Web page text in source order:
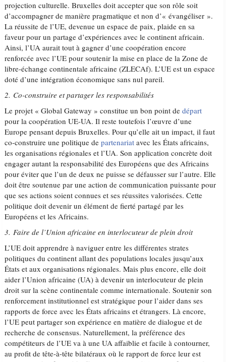
projection culturelle. Bruxelles doit accepter que son rôle soit
d’accompagner de manière pragmatique et non d’« évangéliser ».
La réussite de l’UE, devenue un espace de paix, plaide en sa
faveur pour un partage d’expériences avec le continent africain.
Ainsi, l’UA aurait tout à gagner d’une coopération encore
renforcée avec l’UE pour soutenir la mise en place de la Zone de
libre-échange continentale africaine (ZLECAf). L’UE est un espace
doté d’une intégration économique sans nul pareil.
2. Co-construire et partager les responsabilités
Le projet « Global Gateway » constitue un bon point dedépart
pour la coopération UE-UA. Il reste toutefois l’œuvre d’une
Europe pensant depuis Bruxelles. Pour qu’elle ait un impact, il faut
co-construire une politique departenariat avec les États africains,
les organisations régionales et l’UA. Son application concrète doit
engager autant la responsabilité des Européens que des Africains
pour éviter que l’un de deux ne puisse se défausser sur l’autre. Elle
doit être soutenue par une action de communication puissante pour
que ses actions soient connues et ses réussites valorisées. Cette
politique doit devenir un élément de fierté partagé par les
Européens et les Africains.
3. Faire de l’Union africaine en interlocuteur de plein droit
L’UE doit apprendre à naviguer entre les différentes strates
politiques du continent allant des populations locales jusqu’aux
États et aux organisations régionales. Mais plus encore, elle doit
aider l’Union africaine (UA) à devenir un interlocuteur de plein
droit sur la scène continentale comme internationale. Soutenir son
renforcement institutionnel est stratégique pour l’aider dans ses
rapports de force avec les États africains et étrangers. Là encore,
l’UE peut partager son expérience en matière de dialogue et de
recherche de consensus. Naturellement, la préférence des
compétiteurs de l’UE va à une UA affaiblie et facile à contourner,
au profit de tête-à-tête bilatéraux où le rapport de force leur est